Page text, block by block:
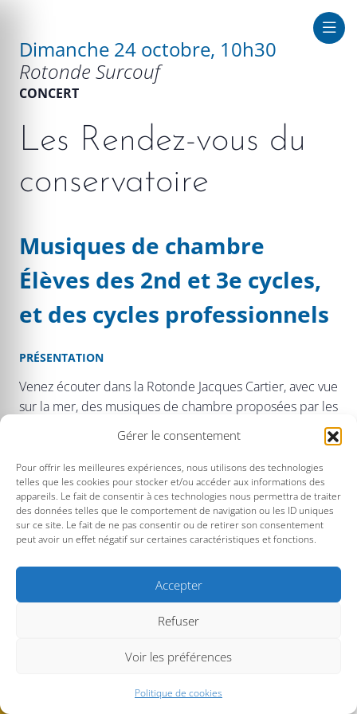
Gérer le consentement
Pour offrir les meilleures expériences, nous utilisons des technologies
telles que les cookies pour stocker et/ou accéder aux informations des
appareils. Le fait de consentir à ces technologies nous permettra de traiter
des données telles que le comportement de navigation ou les ID uniques
sur ce site. Le fait de ne pas consentir ou de retirer son consentement
peut avoir un effet négatif sur certaines caractéristiques et fonctions.
Accepter
Refuser
Voir les préférences
Politique de cookies
au large
Dimanche 24 octobre, 10h30
Rotonde Surcouf
CONCERT
Les Rendez-vous du
conservatoire
Musiques de chambre
Élèves des 2nd et 3e cycles,
et des cycles professionnels
PRÉSENTATION
Venez écouter dans la Rotonde Jacques Cartier, avec vue
sur la mer, des musiques de chambre proposées par les
élèves des second et troisième cycles du conservatoire,
Mentions légales Kornog Web - 2026